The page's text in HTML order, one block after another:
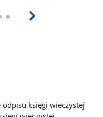
księgi wieczystej